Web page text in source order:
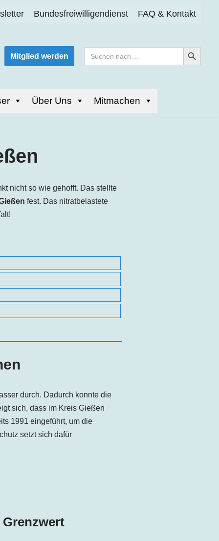
Bundesfreiwilligendienst FAQ & Kontakt
Mitglied werden
Search
for:
Search Button
Über Uns Mitmachen
nicht so wie gehofft. Das stellte
fest. Das nitratbelastete
durch. Dadurch konnte die
sich, dass im Kreis Gießen
1991 eingeführt, um die
setzt sich dafür